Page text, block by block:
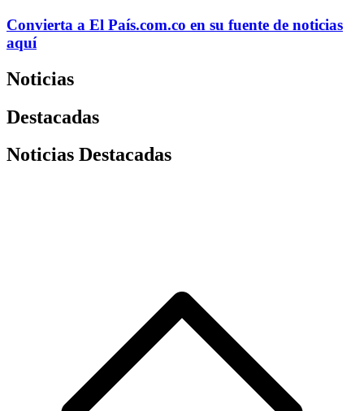
Convierta a El País.com.co en su fuente de noticias
aquí
Noticias
Destacadas
Noticias Destacadas